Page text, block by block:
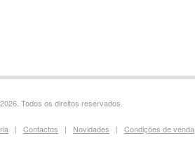
2026. Todos os direitos reservados.
| Contactos | Novidades | Condições de venda